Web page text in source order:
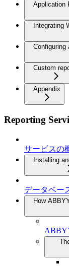
Application
Integrating
Configuring
Custom
Appendix
Reporting
サービスの
Installing
データベー
How